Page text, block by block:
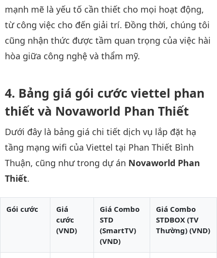
mạnh mẽ là yếu tố cần thiết cho mọi hoạt động,
từ công việc cho đến giải trí. Đồng thời, chúng tôi
cũng nhận thức được tầm quan trọng của việc hài
hòa giữa công nghệ và thẩm mỹ.
Bảng giá gói cước viettel phan
thiết và Novaworld Phan Thiết
Dưới đây là bảng giá chi tiết dịch vụ lắp đặt hạ
tầng mạng wifi của Viettel tại Phan Thiết Bình
Thuận, cũng như trong dự án Novaworld Phan
Thiết.
Gói cước
Giá
cước
(VND)
Giá Combo
STD
(SmartTV)
(VND)
Giá Combo
STDBOX (TV
Thường) (VND)